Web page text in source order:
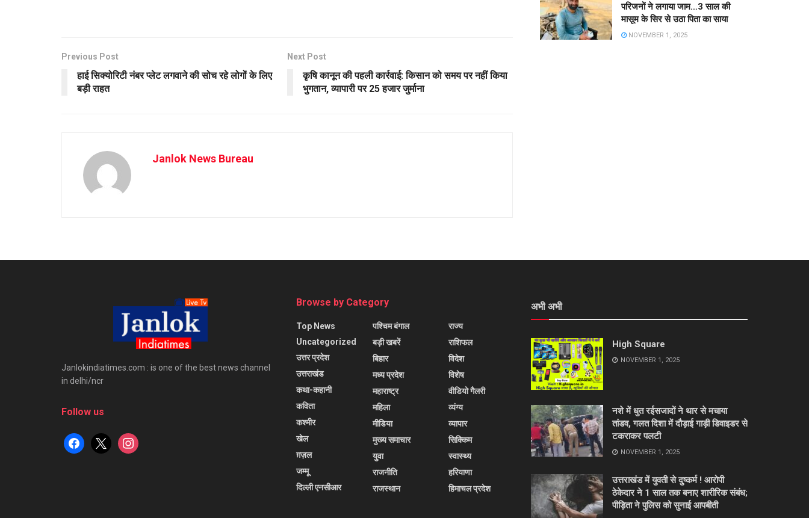
Previous Post
हाई सिक्योरिटी नंबर प्लेट लगवाने की सोच रहे लोगों के लिए
बड़ी राहत
Next Post
कृषि कानून की पहली कार्रवाई: किसान को समय पर नहीं किया
भुगतान, व्यापारी पर 25 हजार जुर्माना
Janlok News Bureau
परिजनों ने लगाया जाम…3 साल की
मासूम के सिर से उठा पिता का साया
NOVEMBER 1, 2025
Janlokindiatimes.com : is one of the best news channel
in delhi/ncr
Follow us
facebook
x instagram
Browse by Category
Top News
Uncategorized
उत्तर प्रदेश
उत्तराखंड
कथा-कहानी
कविता
कश्मीर
खेल
ग़ज़ल
जम्मू
दिल्ली एनसीआर
पश्चिम बंगाल
बड़ी खबरें
बिहार
मध्य प्रदेश
महाराष्ट्र
महिला
मीडिया
मुख्य समाचार
युवा
राजनीति
राजस्थान
राज्य
राशिफल
विदेश
विशेष
वीडियो गैलरी
व्यंग्य
व्यापार
सिक्किम
स्वास्थ्य
हरियाणा
हिमाचल प्रदेश
अभी अभी
High Square
NOVEMBER 1, 2025
नशे में धुत रईसजादों ने थार से मचाया
तांडव, गलत दिशा में दौड़ाई गाड़ी डिवाइडर से
टकराकर पलटी
NOVEMBER 1, 2025
उत्तराखंड में युवती से दुष्कर्म ! आरोपी
ठेकेदार ने 1 साल तक बनाए शारीरिक संबंध;
पीड़िता ने पुलिस को सुनाई आपबीती